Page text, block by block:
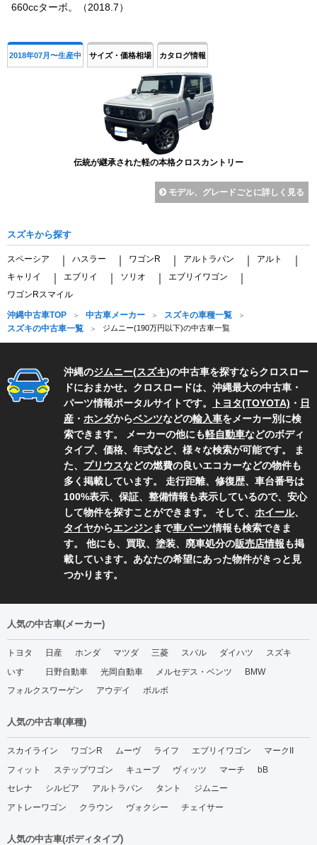
660ccターボ。（2018.7）
2018年07月〜生産中 サイズ・価格相場 カタログ情報
伝統が継承された軽の本格クロスカントリー
モデル、グレードごとに詳しく見る
スズキから探す
スペーシア ハスラー ワゴンR アルトラパン アルト
キャリイ エブリイ ソリオ エブリイワゴン
ワゴンRスマイル
沖縄中古車TOP 中古車メーカー
スズキの車種一覧
スズキの中古車一覧
ジムニー(190万円以下)の中古車一覧
沖縄のジムニー(スズキ)の中古車を探すならクロスロー
ドにおまかせ。クロスロードは、沖縄最大の中古車・
パーツ情報ポータルサイトです。
トヨタ(TOYOTA) ・ 日
産 ・ ホンダからベンツなどの輸入車をメーカー別に検
索できます。 メーカーの他にも軽自動車などのボディ
タイプ、価格、年式など、様々な検索が可能です。 ま
た、 プリウスなどの燃費の良いエコカーなどの物件も
多く掲載しています。 走行距離、修復歴、車台番号は
100%表示、保証、整備情報も表示しているので、安心
して物件を探すことができます。 そして、 ホイール、
タイヤからエンジンまで車パーツ情報も検索できま
す。 他にも、買取、塗装、廃車処分の販売店情報も掲
載しています。あなたの希望にあった物件がきっと見
つかります。
人気の中古車(メーカー)
トヨタ 日産 ホンダ マツダ 三菱 スバル ダイハツ
スズキ
いすゞ
日野自動車 光岡自動車 メルセデス・ベンツ
BMW
フォルクスワーゲン
アウデイ ボルボ
人気の中古車(車種)
スカイライン ワゴンR ムーヴ ライフ エブリイワゴン
マークII
フィット
ステップワゴン キューブ ヴィッツ マーチ
bB
セレナ
シルビア アルトラパン タント
ジムニー
アトレーワゴン
クラウン ヴォクシー チェイサー
人気の中古車(ボディタイプ)